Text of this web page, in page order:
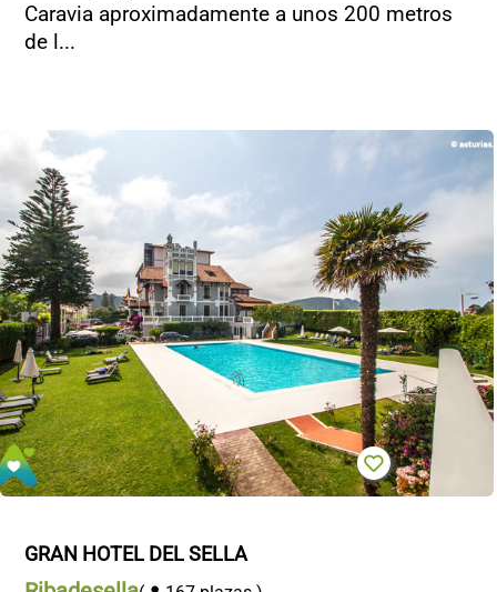
Caravia aproximadamente a unos 200 metros
de l...
GRAN HOTEL DEL SELLA